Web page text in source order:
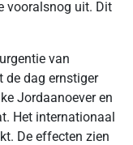
vooralsnog uit. Dit
van
de dag ernstiger
Jordaanoever en
Het internationaal
De effecten zien